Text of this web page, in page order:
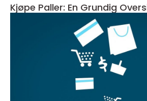
Kjøpe Paller: En Grundig